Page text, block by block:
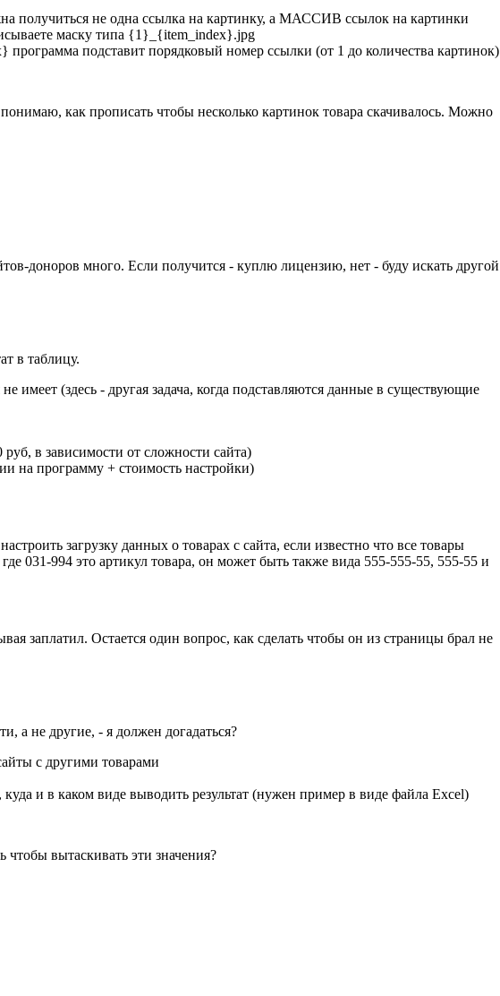
получиться не одна ссылка на картинку, а МАССИВ ссылок на картинки
маску типа {1}_{item_index}.jpg
подставит порядковый номер ссылки (от 1 до количества картинок)
как прописать чтобы несколько картинок товара скачивалось. Можно
доноров много. Если получится - куплю лицензию, нет - буду искать другой
в таблицу.
имеет (здесь - другая задача, когда подставляются данные в существующие
в зависимости от сложности сайта)
на программу + стоимость настройки)
загрузку данных о товарах с сайта, если известно что все товары
031-994 это артикул товара, он может быть также вида 555-555-55, 555-55 и
заплатил. Остается один вопрос, как сделать чтобы он из страницы брал не
а не другие, - я должен догадаться?
с другими товарами
и в каком виде выводить результат (нужен пример в виде файла Excel)
чтобы вытаскивать эти значения?